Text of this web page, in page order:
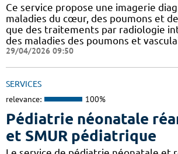
Ce service propose une imagerie
maladies du cœur, des poumons et
que des traitements par radiologie
des maladies des poumons et
29/04/2026 09:50
SERVICES
relevance: 100%
Pédiatrie néonatale
et SMUR pédiatrique